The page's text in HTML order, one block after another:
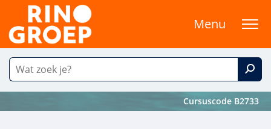
Menu
Cursuscode B2733